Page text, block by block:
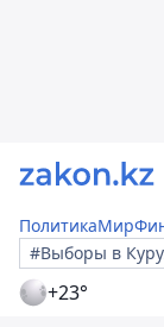
ПолитикаМир
#Выборы в
+23°